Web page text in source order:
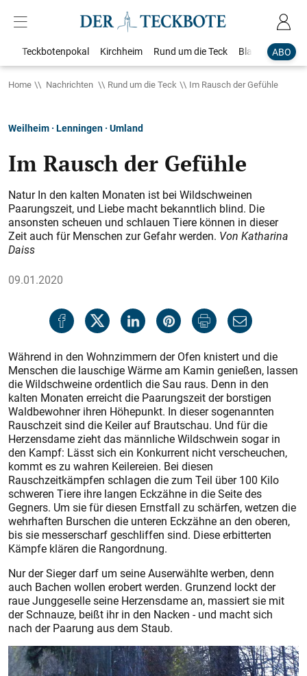
ABO
Teckbotenpokal Kirchheim Rund um die Teck Blaulicht
Home Nachrichten Rund um die Teck Im Rausch der Gefühle
Weilheim · Lenningen · Umland
Im Rausch der Gefühle
Natur In den kalten Monaten ist bei Wildschweinen
Paarungszeit, und Liebe macht bekanntlich blind. Die
ansonsten scheuen und schlauen Tiere können in dieser
Zeit auch für Menschen zur Gefahr werden. Von Katharina
Daiss
09.01.2020
Während in den Wohnzimmern der Ofen knistert und die
Menschen die lauschige Wärme am Kamin genießen, lassen
die Wildschweine ordentlich die Sau raus. Denn in den
kalten Monaten erreicht die Paarungszeit der borstigen
Waldbewohner ihren Höhepunkt. In dieser sogenannten
Rauschzeit sind die Keiler auf Brautschau. Und für die
Herzensdame zieht das männliche Wildschwein sogar in
den Kampf: Lässt sich ein Konkurrent nicht verscheuchen,
kommt es zu wahren Keilereien. Bei diesen
Rauschzeitkämpfen schlagen die zum Teil über 100 Kilo
schweren Tiere ihre langen Eckzähne in die Seite des
Gegners. Um sie für diesen Ernstfall zu schärfen, wetzen die
wehrhaften Burschen die unteren Eckzähne an den oberen,
bis sie messerscharf geschliffen sind. Diese erbitterten
Kämpfe klären die Rangordnung.
Nur der Sieger darf um seine Auserwählte werben, denn
auch Bachen wollen erobert werden. Grunzend lockt der
raue Junggeselle seine Herzensdame an, massiert sie mit
der Schnauze, beißt ihr in den Nacken - und macht sich
nach der Paarung aus dem Staub.